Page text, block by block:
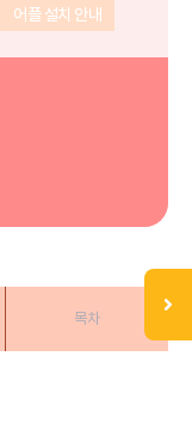
어플 설치 안내
목차